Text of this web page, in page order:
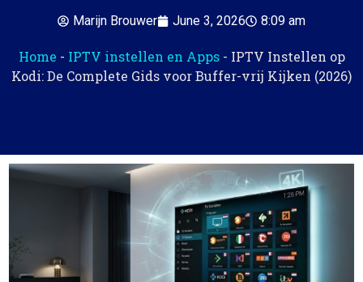
Marijn Brouwer June 3, 2026 8:09 am
Home - IPTV instellen en Apps- IPTV Instellen op
Kodi: De Complete Gids voor Buffer-vrij Kijken (2026)